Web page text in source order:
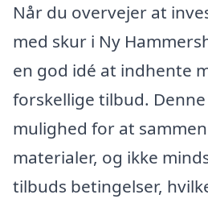
Når du overvejer at
med skur i Ny
en god idé at indhente
forskellige tilbud.
mulighed for at
materialer, og ikke
tilbuds betingelser,